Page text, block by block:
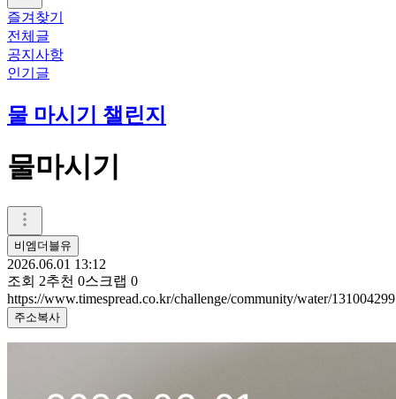
즐겨찾기
전체글
공지사항
인기글
물 마시기 챌린지
물마시기
비엠더블유
2026.06.01 13:12
조회 2추천 0스크랩 0
https://www.timespread.co.kr/challenge/community/water/131004299
주소복사